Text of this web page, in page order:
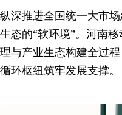
纵深推进全国统一大市
生态的“软环境”。河南
理与产业生态构建全过
循环枢纽筑牢发展支撑。